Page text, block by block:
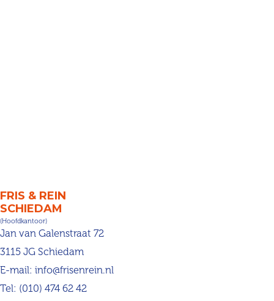
FRIS & REIN
SCHIEDAM
(Hoofdkantoor)
Jan van Galenstraat 72
3115 JG Schiedam
E-mail: info@frisenrein.nl
Tel: (010) 474 62 42